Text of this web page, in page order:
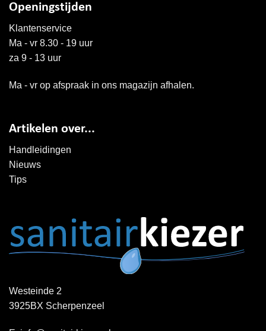
Openingstijden
Klantenservice
Ma - vr 8.30 - 19 uur
za 9 - 13 uur
Ma - vr op afspraak in ons magazijn afhalen.
Artikelen over...
Handleidingen
Nieuws
Tips
Westeinde 2
3925BX Scherpenzeel